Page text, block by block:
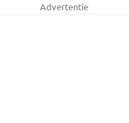
Advertentie